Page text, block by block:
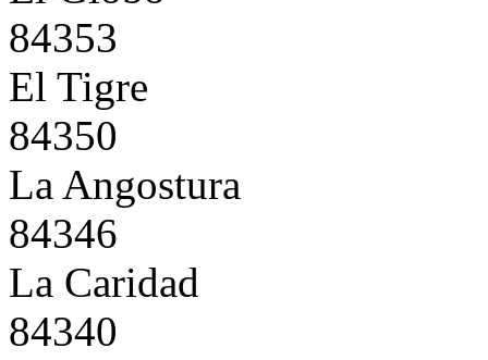
84353
El Tigre
84350
La Angostura
84346
La Caridad
84340